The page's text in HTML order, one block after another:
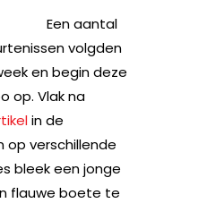
Een aantal
volgden
en begin deze
op. Vlak na
in de
op verschillende
bleek een jonge
flauwe boete te